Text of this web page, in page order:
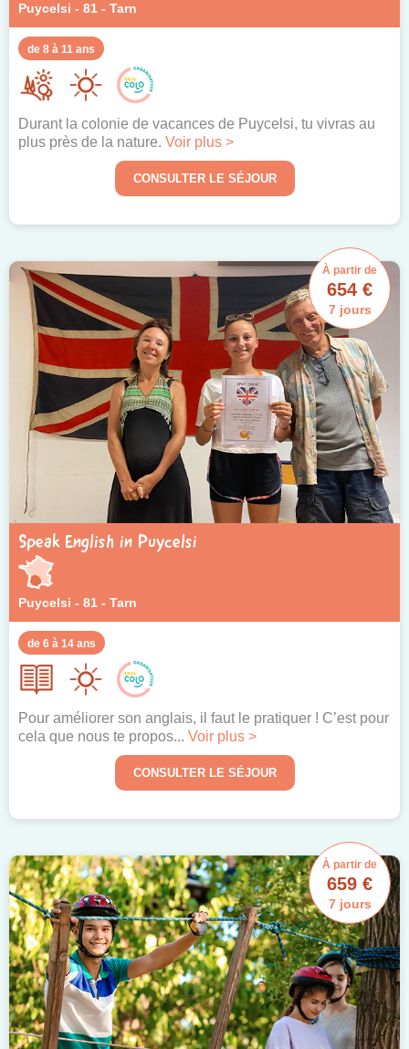
Puycelsi - 81 - Tarn
de 8 à 11 ans
Durant la colonie de vacances de Puycelsi, tu vivras au
plus près de la nature. Voir plus >
CONSULTER LE SÉJOUR
Speak English in Puycelsi
Puycelsi - 81 - Tarn
de 6 à 14 ans
À partir de
654 €
7 jours
Pour améliorer son anglais, il faut le pratiquer ! C’est pour
cela que nous te propos... Voir plus >
CONSULTER LE SÉJOUR
À partir de
659 €
7 jours